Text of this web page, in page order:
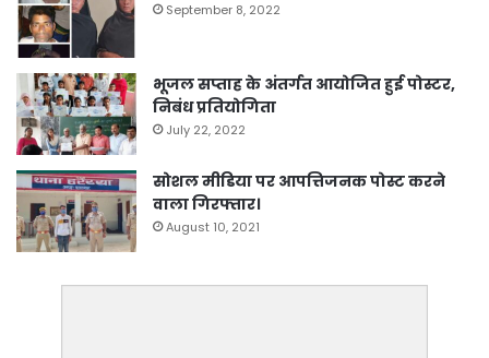
September 8, 2022
भूजल सप्ताह के अंतर्गत आयोजित हुई पोस्टर,
निबंध प्रतियोगिता
July 22, 2022
सोशल मीडिया पर आपत्तिजनक पोस्ट करने
वाला गिरफ्तार।
August 10, 2021